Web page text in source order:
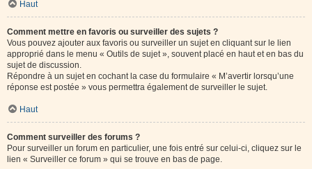
Haut
Comment mettre en favoris ou surveiller des sujets ?
Vous pouvez ajouter aux favoris ou surveiller un sujet en cliquant sur le lien
approprié dans le menu « Outils de sujet », souvent placé en haut et en bas du
sujet de discussion.
Répondre à un sujet en cochant la case du formulaire « M’avertir lorsqu’une
réponse est postée » vous permettra également de surveiller le sujet.
Haut
Comment surveiller des forums ?
Pour surveiller un forum en particulier, une fois entré sur celui-ci, cliquez sur le
lien « Surveiller ce forum » qui se trouve en bas de page.